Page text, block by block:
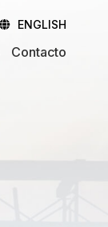
ENGLISH
Contacto